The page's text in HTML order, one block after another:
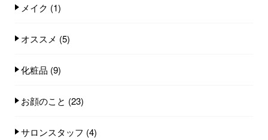
メイク (1)
オススメ (5)
化粧品 (9)
お顔のこと (23)
サロンスタッフ (4)